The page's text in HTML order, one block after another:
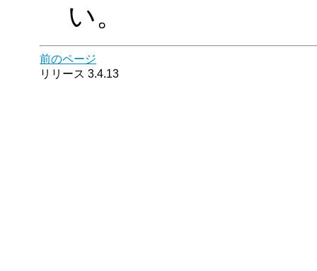
い。
前のページ
リリース 3.4.13